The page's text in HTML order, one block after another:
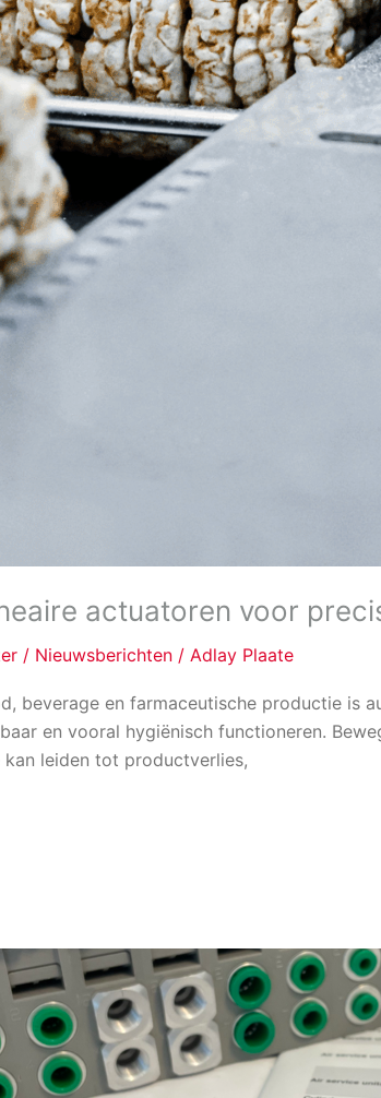
actuatoren voor
/ Nieuwsberichten / Adlay Plaate
beverage en farmaceutische productie is
en vooral hygiënisch functioneren.
kan leiden tot productverlies,